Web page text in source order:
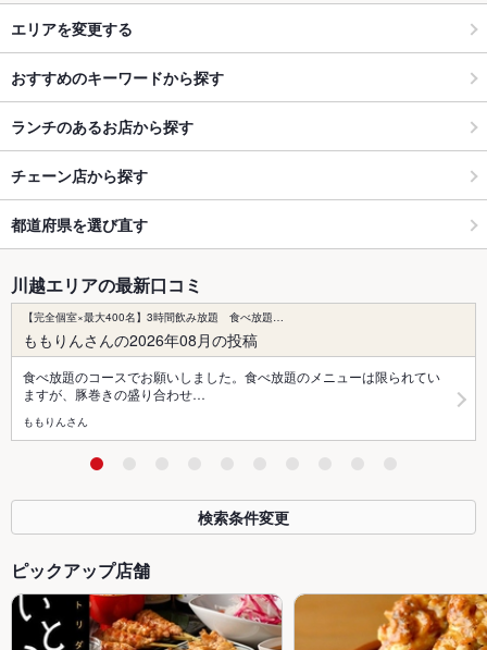
エリアを変更する
おすすめのキーワードから探す
ランチのあるお店から探す
チェーン店から探す
都道府県を選び直す
川越エリアの最新口コミ
【完全個室×最大400名】3時間飲み放題 食べ放題…
ももりんさんの2026年08月の投稿
食べ放題のコースでお願いしました。食べ放題のメニューは限られてい
ますが、豚巻きの盛り合わせ…
ももりんさん
検索条件変更
ピックアップ店舗